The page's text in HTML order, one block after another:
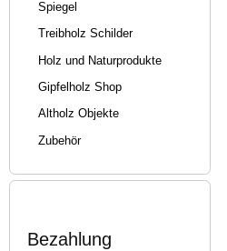
Spiegel
Treibholz Schilder
Holz und Naturprodukte
Gipfelholz Shop
Altholz Objekte
Zubehör
Bezahlung